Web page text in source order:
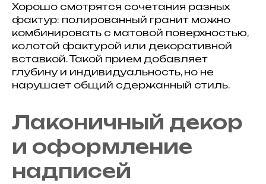
Хорошо смотрятся сочетания разных
фактур: полированный гранит можно
комбинировать с матовой поверхностью,
колотой фактурой или декоративной
вставкой. Такой прием добавляет
глубину и индивидуальность, но не
нарушает общий сдержанный стиль.
Лаконичный декор
и оформление
надписей